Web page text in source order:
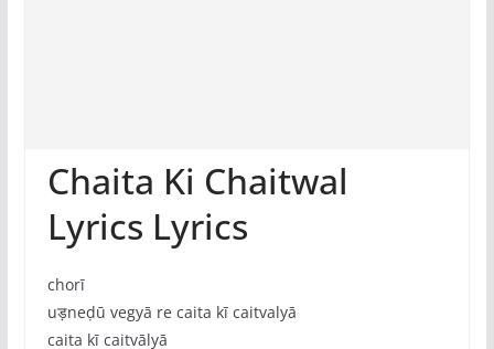
Chaita Ki Chaitwal
Lyrics Lyrics
chorī
uड़neḍū vegyā re caita kī caitvalyā
caita kī caitvālyā